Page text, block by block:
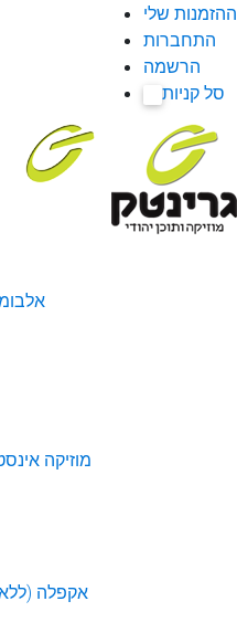
ההזמנות שלי
התחברות
הרשמה
סל קניות
מוזיקה
אקפלה (ללא